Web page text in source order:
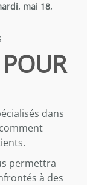
mai 18,
dans
permettra
à des